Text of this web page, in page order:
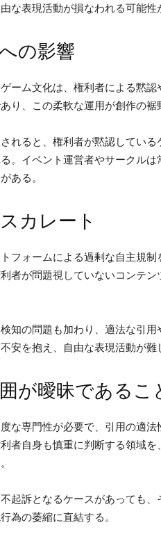
な表現活動が損なわれる可能性
の影響
ーム文化は、権利者による黙
り、この柔軟な運用が創作の裾
れると、権利者が黙認してい
。イベント運営者やサークル
ある。
カレート
フォームによる過剰な自主規
者が問題視していないコンテ
知の問題も加わり、適法な引
安を抱え、自由な表現活動が難
が曖昧であるこ
な専門性が必要で、引用の適
者自身も慎重に判断する領域
起訴となるケースがあっても
為の萎縮に直結する。